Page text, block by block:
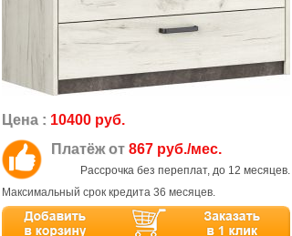
Цена : 10400 руб.
Платёж от 867 руб./мес.
Рассрочка без переплат, до 12 месяцев.
Максимальный срок кредита 36 месяцев.